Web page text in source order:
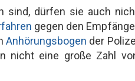
sind, dürfen sie auch
gegen den
Anhörungsbogen der
nicht eine große Zahl